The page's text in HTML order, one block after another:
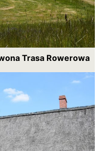
Trasa Rowerowa